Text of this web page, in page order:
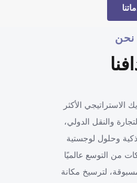
الأكثر
والنقل الدولي،
وحلول لوجستية
من التوسع عالميًا
لترسيخ مكانة